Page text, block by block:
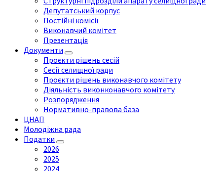
Депутатський корпус
Постійні комісії
Виконавчий комітет
Презентація
Документи
Проєкти рішень сесій
Сесії селищної ради
Проєкти рішень виконавчого комітету
Діяльність виконконавчого комітету
Розпорядження
Нормативно-правова база
ЦНАП
Молодіжна рада
Податки
2026
2025
2024